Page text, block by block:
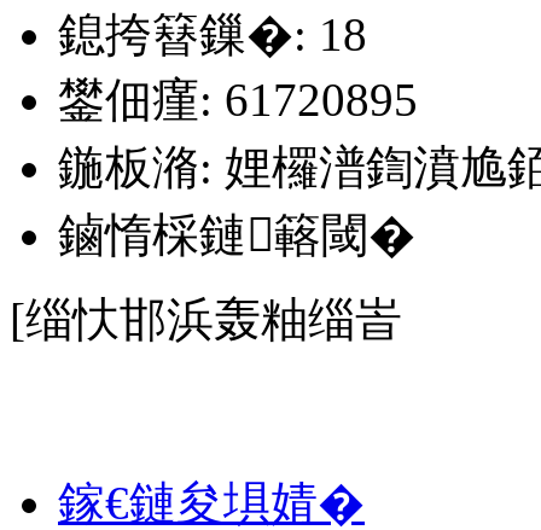
鎴挎簮鏁�: 18
鐢佃瘽: 61720895
鍦板潃: 娌欏潽鍧濆尯
鏀惰棌鏈簵閾�
[缁忕邯浜轰粙缁峕
鎵€鏈夋埧婧�